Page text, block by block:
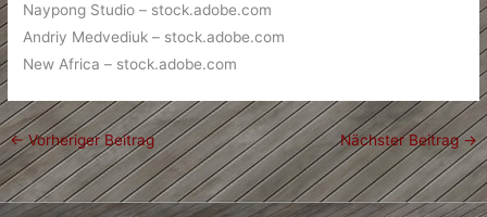
Naypong Studio – stock.adobe.com
Andriy Medvediuk – stock.adobe.com
New Africa – stock.adobe.com
←Vorheriger Beitrag Nächster Beitrag→